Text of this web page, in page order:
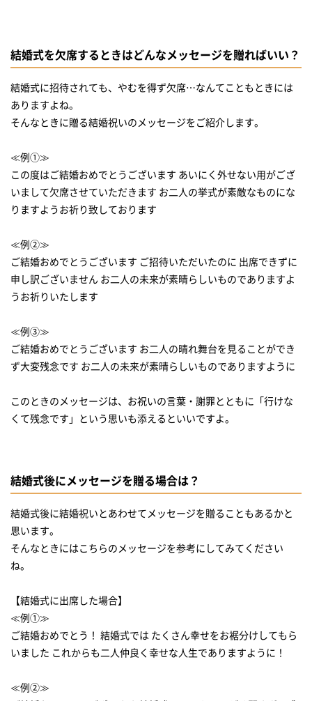
結婚式を欠席するときはどんなメッセージを贈ればいい？
結婚式に招待されても、やむを得ず欠席…なんてこともときには
ありますよね。
そんなときに贈る結婚祝いのメッセージをご紹介します。
≪例①≫
この度はご結婚おめでとうございます あいにく外せない用がござ
いまして欠席させていただきます お二人の挙式が素敵なものにな
りますようお祈り致しております
≪例②≫
ご結婚おめでとうございます ご招待いただいたのに 出席できずに
申し訳ございません お二人の未来が素晴らしいものでありますよ
うお祈りいたします
≪例③≫
ご結婚おめでとうございます お二人の晴れ舞台を見ることができ
ず大変残念です お二人の未来が素晴らしいものでありますように
このときのメッセージは、お祝いの言葉・謝罪とともに「行けな
くて残念です」という思いも添えるといいですよ。
結婚式後にメッセージを贈る場合は？
結婚式後に結婚祝いとあわせてメッセージを贈ることもあるかと
思います。
そんなときにはこちらのメッセージを参考にしてみてください
ね。
【結婚式に出席した場合】
≪例①≫
ご結婚おめでとう！ 結婚式では たくさん幸せをお裾分けしてもら
いました これからも二人仲良く幸せな人生でありますように！
≪例②≫